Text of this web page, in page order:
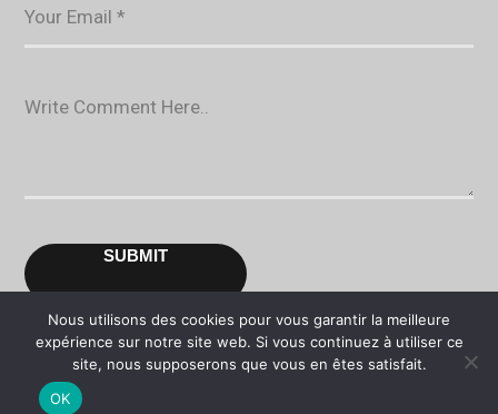
Your Email *
Write Comment Here..
Répondons-y ensemble !
Maintenant !
hello@theideastartercompany.com
© 2026-27 The Idea Starter Company.
<a href="https://www.theideastartercompany.com/mentions-
legales/" target="_blank" rel="noopener">Mentions Légales.
Nous utilisons des cookies pour vous garantir la meilleure
expérience sur notre site web. Si vous continuez à utiliser ce
site, nous supposerons que vous en êtes satisfait.
OK